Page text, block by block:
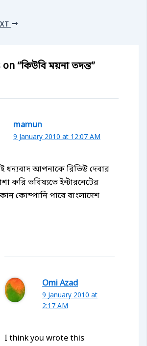
“কিউবি ময়না তদন্ত”
mamun
9 January 2010 at 12:07 AM
ধন্যবাদ আপনাকে রিভিউ দেবার
করি ভবিষ্যতে ইন্টারনেটের
কোন কোম্পানি পাবে বাংলাদেশ
Omi Azad
9 January 2010 at
2:17 AM
I think you wrote this